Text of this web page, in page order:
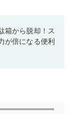
箱から脱却！ス
が倍になる便利